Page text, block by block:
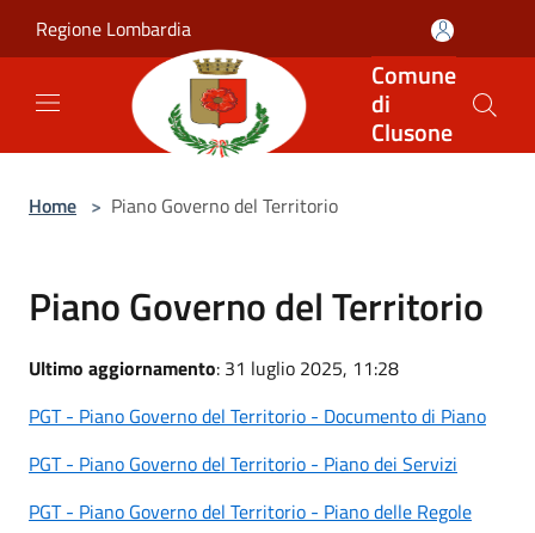
Regione Lombardia
Comune
di
Clusone
Home > Piano Governo del Territorio
Piano Governo del Territorio
Ultimo aggiornamento: 31 luglio 2025, 11:28
PGT - Piano Governo del Territorio - Documento di Piano
PGT - Piano Governo del Territorio - Piano dei Servizi
PGT - Piano Governo del Territorio - Piano delle Regole